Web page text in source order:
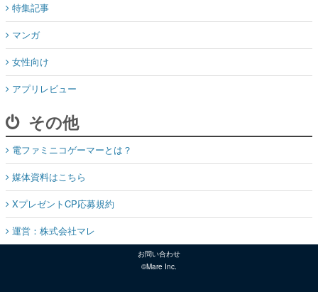
特集記事
マンガ
女性向け
アプリレビュー
その他
電ファミニコゲーマーとは？
媒体資料はこちら
XプレゼントCP応募規約
運営：株式会社マレ
お問い合わせ
©Mare Inc.